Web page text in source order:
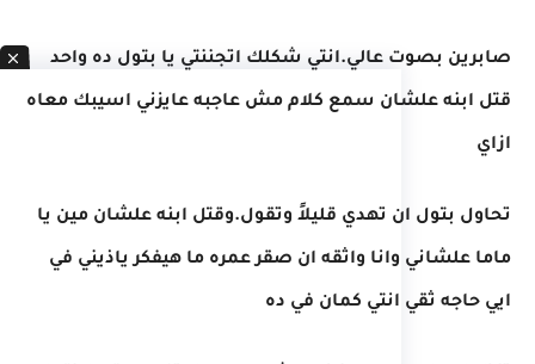
صابرين بصوت عالي.انتي شكلك اتجننتي يا بتول ده واحد
قتل ابنه علشان سمع كلام مش عاجبه عايزني اسيبك معاه
ازاي
تحاول بتول ان تهدي قليلاً وتقول.وقتل ابنه علشان مين يا
ماما علشاني وانا واثقه ان صقر عمره ما هيفكر ياذيني في
ايي حاجه ثقي انتي كمان في ده